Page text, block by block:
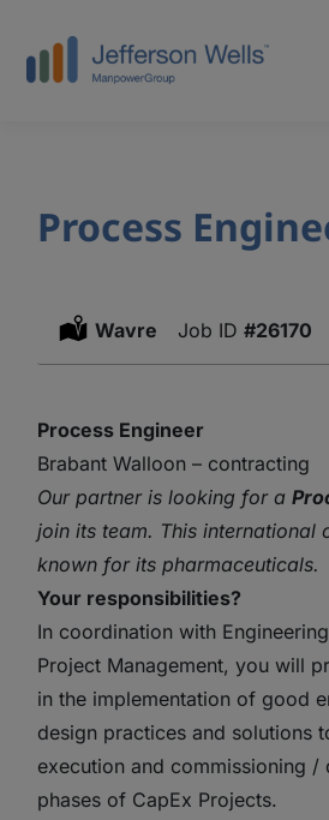
Process
Location:
Wavre #26170
Process Engineer
Brabant Walloon – contracting
Our partner is looking for a
join its team. This international
known for its pharmaceuticals.
Your responsibilities?
In coordination with
Project Management, you will
in the implementation of good
design practices and solutions
execution and commissioning /
phases of CapEx Projects.